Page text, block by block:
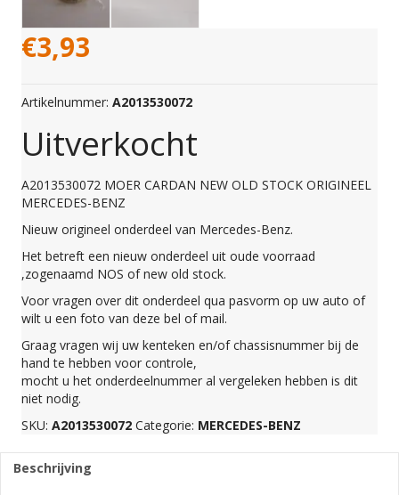
€3,93
Artikelnummer: A2013530072
Uitverkocht
A2013530072 MOER CARDAN NEW OLD STOCK ORIGINEEL
MERCEDES-BENZ
Nieuw origineel onderdeel van Mercedes-Benz.
Het betreft een nieuw onderdeel uit oude voorraad
,zogenaamd NOS of new old stock.
Voor vragen over dit onderdeel qua pasvorm op uw auto of
wilt u een foto van deze bel of mail.
Graag vragen wij uw kenteken en/of chassisnummer bij de
hand te hebben voor controle,
mocht u het onderdeelnummer al vergeleken hebben is dit
niet nodig.
SKU: A2013530072 Categorie: MERCEDES-BENZ
Beschrijving